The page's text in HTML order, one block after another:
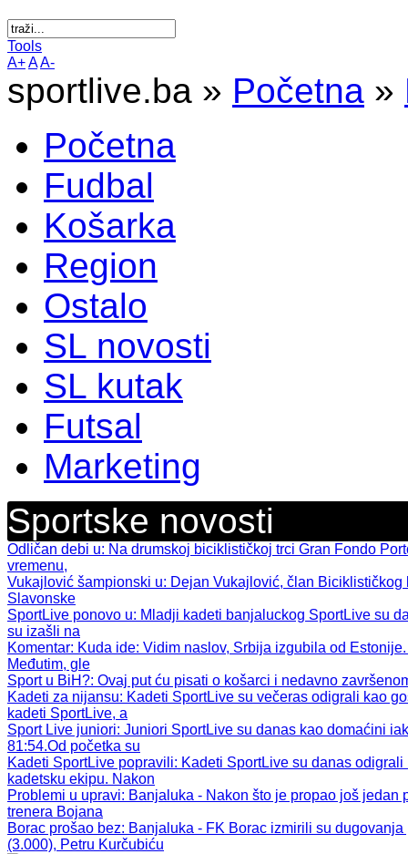
Tools
A+AA-
sportlive.ba » Početna »
Početna
Fudbal
Košarka
Region
Ostalo
SL novosti
SL kutak
Futsal
Marketing
Sportske novosti
Odličan debi u: Na drumskoj biciklističkoj trci Gran Fondo
vremenu,
Vukajlović šampionski u: Dejan Vukajlović, član
Slavonske
SportLive ponovo u: Mladji kadeti banjaluckog SportLive su
su izašli na
Komentar: Kuda ide: Vidim naslov, Srbija izgubila od
Međutim, gle
Sport u BiH?: Ovaj put ću pisati o košarci i nedavno
Kadeti za nijansu: Kadeti SportLive su večeras odigrali kao
kadeti SportLive, a
Sport Live juniori: Juniori SportLive su danas kao domaćini
81:54.Od početka su
Kadeti SportLive popravili: Kadeti SportLive su danas
kadetsku ekipu. Nakon
Problemi u upravi: Banjaluka - Nakon što je propao još
trenera Bojana
Borac prošao bez: Banjaluka - FK Borac izmirili su
(3.000), Petru Kurčubiću